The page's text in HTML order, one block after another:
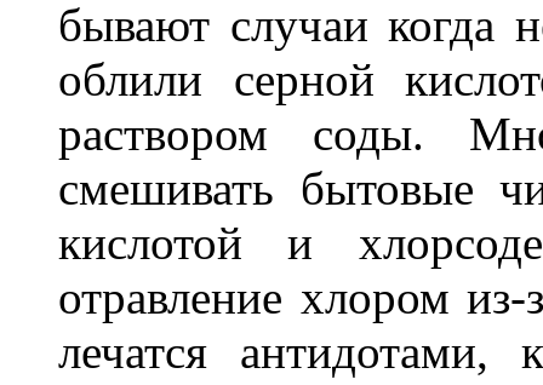
бывают случаи когда
облили серной
раствором соды.
смешивать бытовые
кислотой и
отравление хлором
лечатся антидотами,